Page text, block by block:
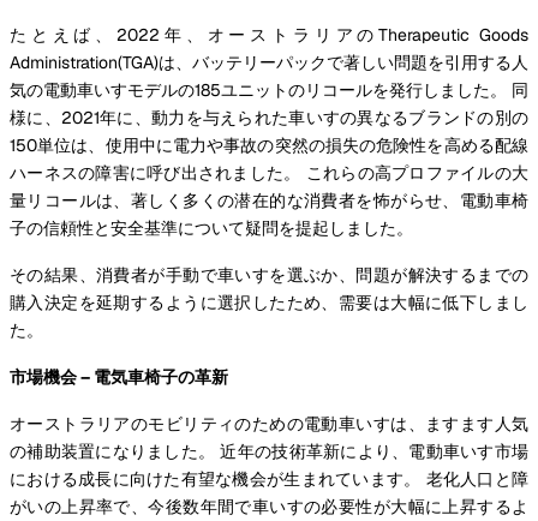
たとえば、2022年、オーストラリアのTherapeutic Goods
Administration(TGA)は、バッテリーパックで著しい問題を引用する人
気の電動車いすモデルの185ユニットのリコールを発行しました。 同
様に、2021年に、動力を与えられた車いすの異なるブランドの別の
150単位は、使用中に電力や事故の突然の損失の危険性を高める配線
ハーネスの障害に呼び出されました。 これらの高プロファイルの大
量リコールは、著しく多くの潜在的な消費者を怖がらせ、電動車椅
子の信頼性と安全基準について疑問を提起しました。
その結果、消費者が手動で車いすを選ぶか、問題が解決するまでの
購入決定を延期するように選択したため、需要は大幅に低下しまし
た。
市場機会 – 電気車椅子の革新
オーストラリアのモビリティのための電動車いすは、ますます人気
の補助装置になりました。 近年の技術革新により、電動車いす市場
における成長に向けた有望な機会が生まれています。 老化人口と障
がいの上昇率で、今後数年間で車いすの必要性が大幅に上昇するよ